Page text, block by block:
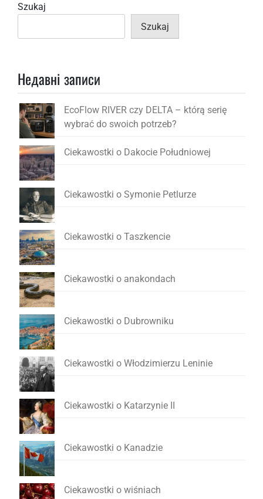
Szukaj
Szukaj
Недавні записи
EcoFlow RIVER czy DELTA – którą serię
wybrać do swoich potrzeb?
Ciekawostki o Dakocie Południowej
Ciekawostki o Symonie Petlurze
Ciekawostki o Taszkencie
Ciekawostki o anakondach
Ciekawostki o Dubrowniku
Ciekawostki o Włodzimierzu Leninie
Ciekawostki o Katarzynie II
Ciekawostki o Kanadzie
Ciekawostki o wiśniach